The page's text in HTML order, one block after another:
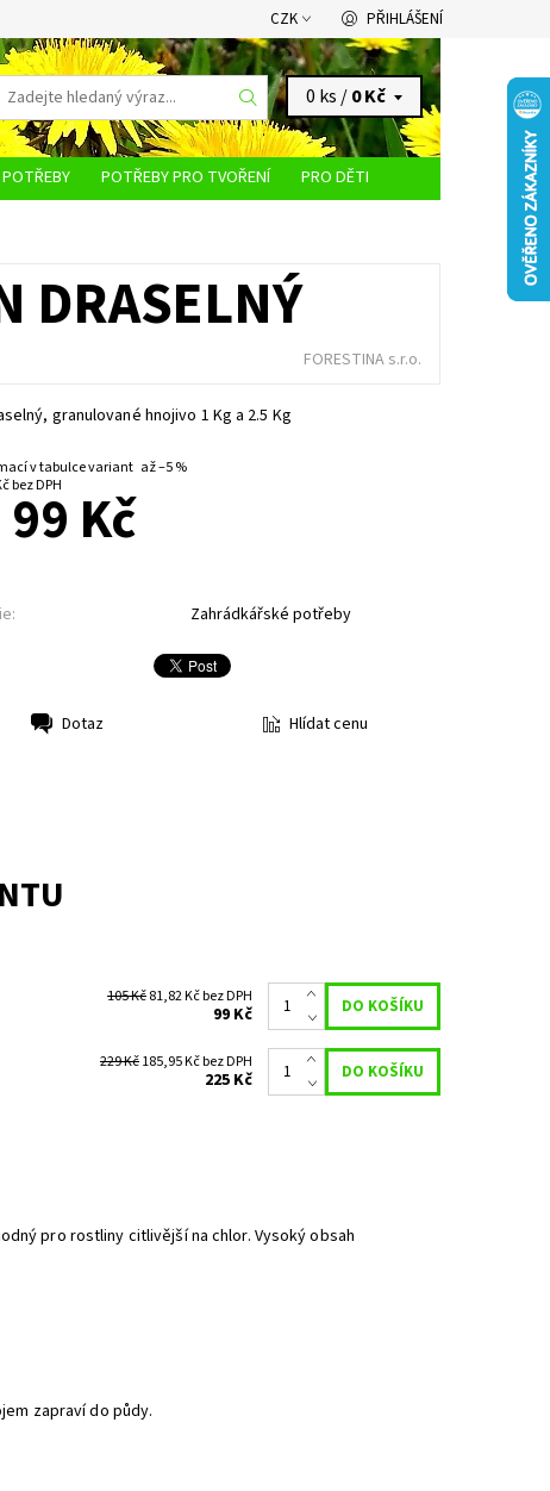
CZK PŘIHLÁŠENÍ
0 ks /0 Kč
POTŘEBY PRO TVOŘENÍ
PRO DĚTI
DRASELNÝ
FORESTINA s.r.o.
granulované hnojivo 1 Kg a 2.5 Kg
v tabulce variant až–5 %
od 81,82 Kč bez DPH
Kč
Zahrádkářské potřeby
Dotaz Hlídat cenu
105 Kč 81,82 Kč bez DPH
99 Kč
229 Kč 185,95 Kč bez DPH
225 Kč
pro rostliny citlivější na chlor. Vysoký obsah
zapraví do půdy.